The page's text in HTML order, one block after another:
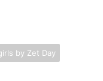
by Zet Day